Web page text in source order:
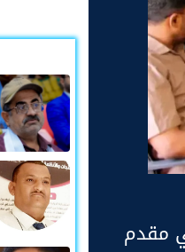
مقدم